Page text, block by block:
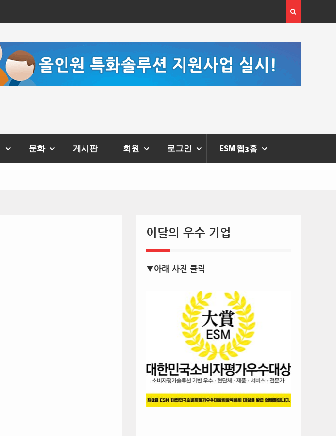
[정봉수 칼럼] 약정휴가의 종류와 운영방법
문화 게시판 회원 로그인 ESM 웹3홈
이달의 우수 기업
▼아래 사진 클릭